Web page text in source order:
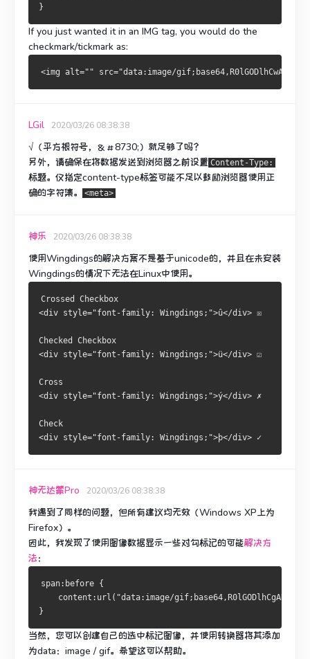
}
If you just wanted it in an IMG tag, you would do the
checkmark/tickmark as:
LGil 2020/03/26 08:38:38
√（平方根符号，＆＃8730;）就足够了吗？
另外，请确保在将数据发送到浏览器之前设置 Content-Type:
标题。 仅指定content-type标签可能不足以鼓励浏览器使用正
确的字符集。
<meta>
神乐 2020/03/26 08:38:38
使用Wingdings的解决方案不是基于unicode的，并且在未安装
Wingdings的情况下无法在Linux中使用。
Crossed Checkbox
<div style="font-family: Wingdings;">û</div> ☒
Checked Checkbox
<div style="font-family: Wingdings;">ü</div> ☑
Cross
<div style="font-family: Wingdings;">ý</div> ✗
Check
<div style="font-family: Wingdings;">þ</div> ✓
神无达蒙Pro 2020/03/26 08:38:38
我遇到了同样的问题，但所有建议均无效（Windows XP上为
Firefox）。
因此，我发现了使用图像数据显示一些对勾标记的可能解决方
法：
span:before {
content:url("data:image/
}
当然，您可以创建自己的选中标记图像，并使用转换器将其添加
为data：image / gif。 希望这可以帮助。